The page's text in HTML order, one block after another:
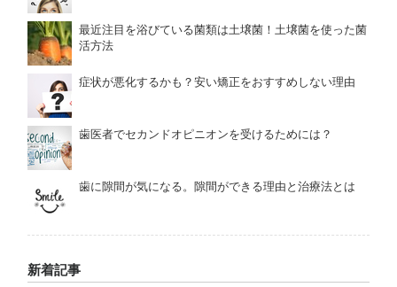
最近注目を浴びている菌類は土壌菌！土壌菌を使った菌
活方法
症状が悪化するかも？安い矯正をおすすめしない理由
歯医者でセカンドオピニオンを受けるためには？
歯に隙間が気になる。隙間ができる理由と治療法とは
新着記事